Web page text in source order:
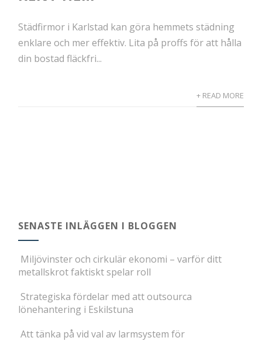
Städfirmor i Karlstad kan göra hemmets städning
enklare och mer effektiv. Lita på proffs för att hålla
din bostad fläckfri...
+ READ MORE
SENASTE INLÄGGEN I BLOGGEN
Miljövinster och cirkulär ekonomi – varför ditt
metallskrot faktiskt spelar roll
Strategiska fördelar med att outsourca
lönehantering i Eskilstuna
Att tänka på vid val av larmsystem för